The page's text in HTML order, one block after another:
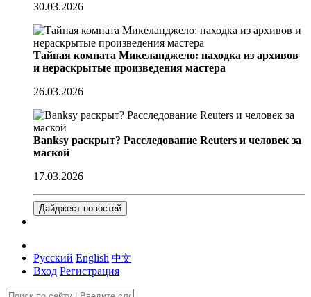
30.03.2026
Тайная комната Микеланджело: находка из архивов
и нераскрытые произведения мастера
26.03.2026
Banksy раскрыт? Расследование Reuters и человек за
маской
17.03.2026
Дайджест новостей
Русский English 中文
Вход Регистрация